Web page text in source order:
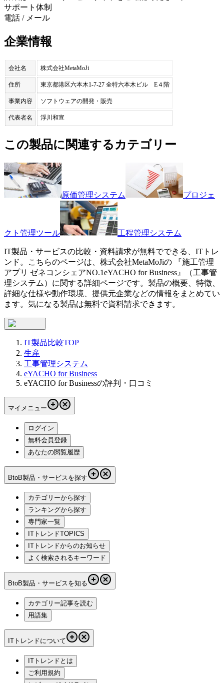
サポート体制
電話 / メール
企業情報
会社名 株式会社MetaMoJi
住所 東京都港区六本木1-7-27 全特六本木ビル E４階
事業内容 ソフトウェアの開発・販売
代表者名 浮川和宣
この製品に関連するカテゴリー
原価管理システム プロジェ
クト管理ツール 工程管理システム
IT製品・サービスの比較・資料請求が無料でできる、ITトレ
ンド。こちらのページは、 株式会社MetaMoJiの 『施工管理
アプリ ゼネコンシェアNO.1eYACHO for Business 』（工事管
理システム ）に関する詳細ページです。製品の概要、特徴、
詳細な仕様や動作環境、提供元企業などの情報をまとめてい
ます。気になる製品は無料で資料請求できます。
IT製品比較TOP
生産
工事管理システム
eYACHO for Business
eYACHO for Businessの評判・口コミ
マイメニュー
ログイン
無料会員登録
あなたの閲覧履歴
BtoB製品・サービスを探す
カテゴリーから探す
ランキングから探す
専門家一覧
ITトレンドTOPICS
ITトレンドからのお知らせ
よく検索されるキーワード
BtoB製品・サービスを知る
カテゴリー記事を読む
用語集
ITトレンドについて
ITトレンドとは
ご利用規約